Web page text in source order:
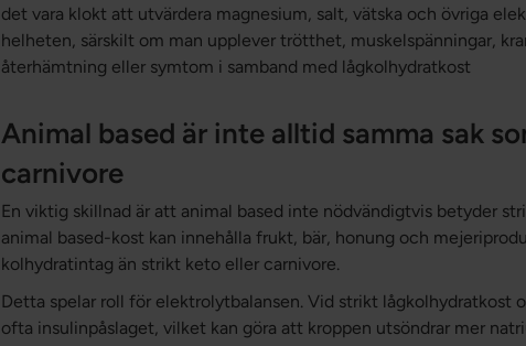
det vara klokt att utvärdera magnesium, salt, vätska och övriga
helheten, särskilt om man upplever trötthet, muskelspänningar,
återhämtning eller symtom i samband med lågkolhydratkost
Animal based är inte alltid samma sak
carnivore
En viktig skillnad är att animal based inte nödvändigtvis betyder
animal based-kost kan innehålla frukt, bär, honung och
kolhydratintag än strikt keto eller carnivore.
Detta spelar roll för elektrolytbalansen. Vid strikt lågkolhydratkost
ofta insulinpåslaget, vilket kan göra att kroppen utsöndrar mer